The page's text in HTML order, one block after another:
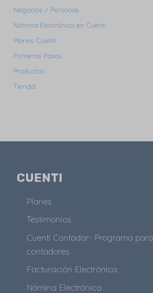
Negocios / Personas
Nómina Electrónica en Cuenti
Planes Cuenti
Primeros Pasos
Productos
Tienddi
CUENTI
Planes
Testimonios
Cuenti Contador- Programa para
contadores
Facturación Electrónica
Nómina Electrónica